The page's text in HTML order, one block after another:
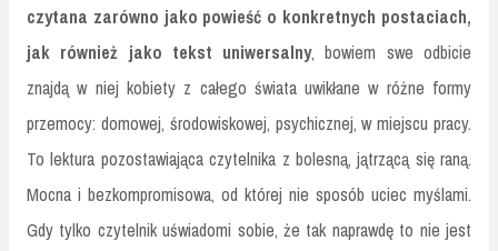
czytana zarówno jako powieść o konkretnych postaciach,
jak również jako tekst uniwersalny, bowiem swe odbicie
znajdą w niej kobiety z całego świata uwikłane w różne formy
przemocy: domowej, środowiskowej, psychicznej, w miejscu pracy.
To lektura pozostawiająca czytelnika z bolesną, jątrzącą się raną.
Mocna i bezkompromisowa, od której nie sposób uciec myślami.
Gdy tylko czytelnik uświadomi sobie, że tak naprawdę to nie jest